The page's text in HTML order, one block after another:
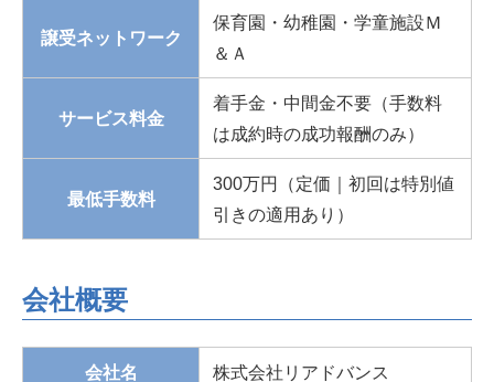
譲受ネットワーク
保育園・幼稚園・学童施設Ｍ
＆Ａ
サービス料金
着手金・中間金不要（手数料
は成約時の成功報酬のみ）
最低手数料
300万円（定価｜初回は特別値
引きの適用あり）
会社概要
会社名 株式会社リアドバンス